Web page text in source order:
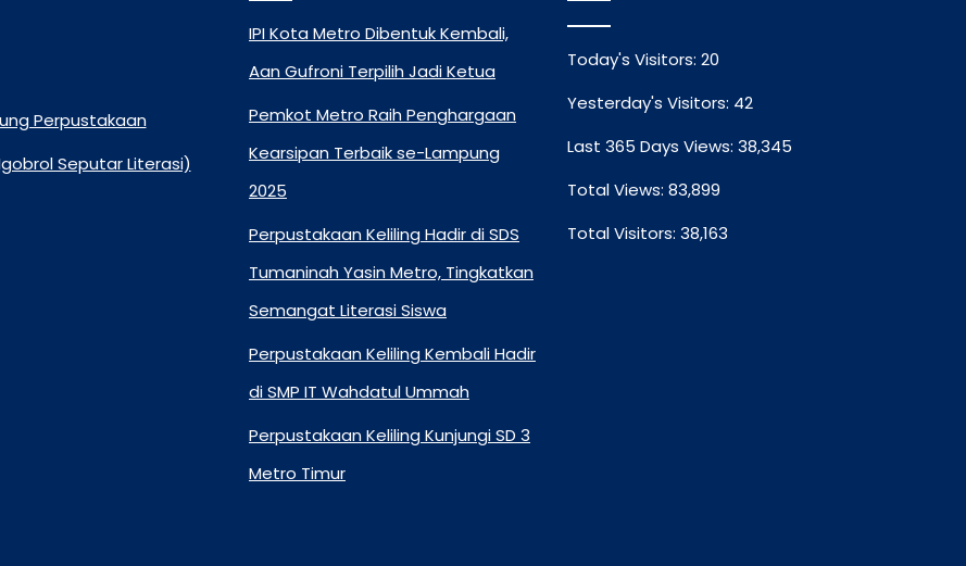
Perpustakaan
Seputar Literasi)
IPI Kota Metro Dibentuk Kembali,
Aan Gufroni Terpilih Jadi Ketua
Pemkot Metro Raih Penghargaan
Kearsipan Terbaik se-Lampung
2025
Perpustakaan Keliling Hadir di SDS
Tumaninah Yasin Metro, Tingkatkan
Semangat Literasi Siswa
Perpustakaan Keliling Kembali Hadir
di SMP IT Wahdatul Ummah
Perpustakaan Keliling Kunjungi SD 3
Metro Timur
Today's Visitors: 20
Yesterday's Visitors: 42
Last 365 Days Views: 38,345
Total Views: 83,899
Total Visitors: 38,163